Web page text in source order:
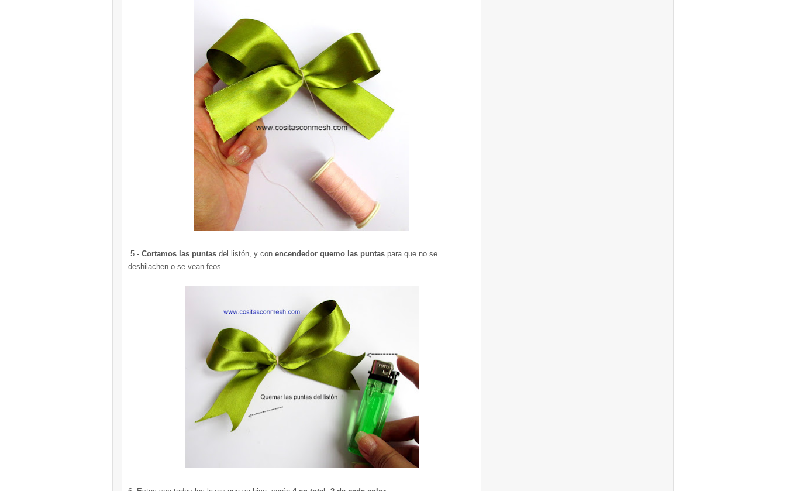
5.- Cortamos las puntas del listón, y con encendedor quemo las puntas para que no se
deshilachen o se vean feos.